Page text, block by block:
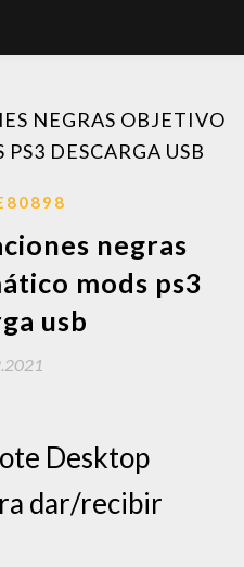
NEGRAS OBJETIVO
DESCARGA USB
negras
mods ps3
usb
Desktop
dar/recibir